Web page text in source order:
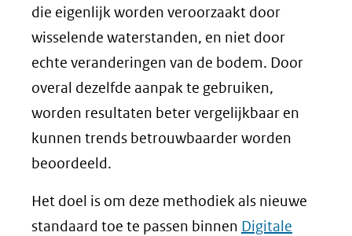
die eigenlijk worden veroorzaakt door
wisselende waterstanden, en niet door
echte veranderingen van de bodem. Door
overal dezelfde aanpak te gebruiken,
worden resultaten beter vergelijkbaar en
kunnen trends betrouwbaarder worden
beoordeeld.
Het doel is om deze methodiek als nieuwe
standaard toe te passen binnen Digitale